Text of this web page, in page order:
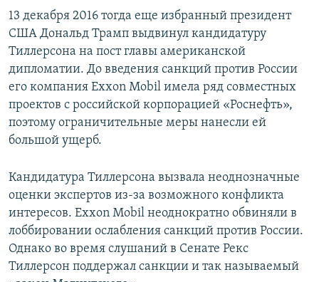
13 декабря 2016 тогда еще избранный президент
США Дональд Трамп выдвинул кандидатуру
Тиллерсона на пост главы американской
дипломатии. До введения санкций против России
его компания Exxon Mobil имела ряд совместных
проектов с российской корпорацией «Роснефть»,
поэтому ограничительные меры нанесли ей
большой ущерб.
Кандидатура Тиллерсона вызвала неоднозначные
оценки экспертов из-за возможного конфликта
интересов. Exxon Mobil неоднократно обвиняли в
лоббировании ослабления санкций против России.
Однако во время слушаний в Сенате Рекс
Тиллерсон поддержал санкции и так называемый